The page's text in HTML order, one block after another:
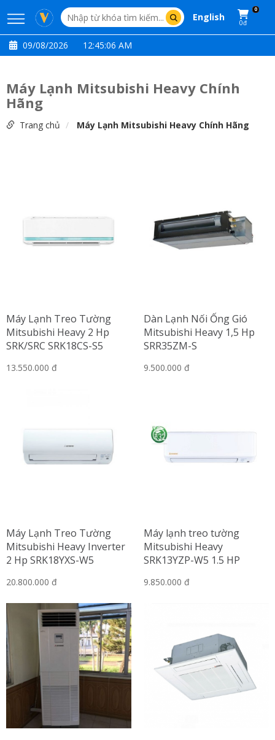
English
0
0đ
09/08/2026 12:45:07 AM
Máy Lạnh Mitsubishi Heavy Chính
Hãng
Trang chủ Máy Lạnh Mitsubishi Heavy Chính Hãng
Máy Lạnh Treo Tường
Mitsubishi Heavy 2 Hp
SRK/SRC SRK18CS-S5
13.550.000 đ
Dàn Lạnh Nối Ống Gió
Mitsubishi Heavy 1,5 Hp
SRR35ZM-S
9.500.000 đ
Máy Lạnh Treo Tường
Mitsubishi Heavy Inverter
2 Hp SRK18YXS-W5
20.800.000 đ
Máy lạnh treo tường
Mitsubishi Heavy
SRK13YZP-W5 1.5 HP
9.850.000 đ